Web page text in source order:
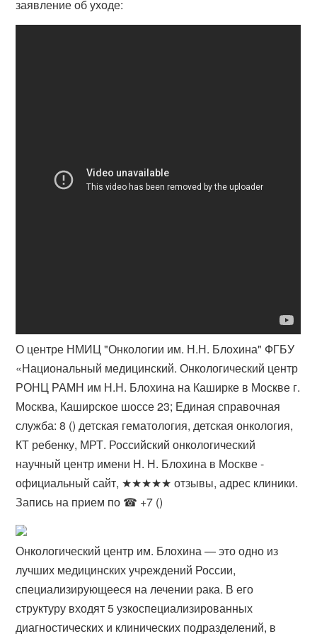
заявление об уходе:
О центре НМИЦ "Онкологии им. Н.Н. Блохина" ФГБУ
«Национальный медицинский. Онкологический центр
РОНЦ РАМН им Н.Н. Блохина на Каширке в Москве г.
Москва, Каширское шоссе 23; Единая справочная
служба: 8 () детская гематология, детская онкология,
КТ ребенку, МРТ. Российский онкологический
научный центр имени Н. Н. Блохина в Москве -
официальный сайт, ★★★★★ отзывы, адрес клиники.
Запись на прием по ☎ +7 ()
Онкологический центр им. Блохина — это одно из
лучших медицинских учреждений России,
специализирующееся на лечении рака. В его
структуру входят 5 узкоспециализированных
диагностических и клинических подразделений, в